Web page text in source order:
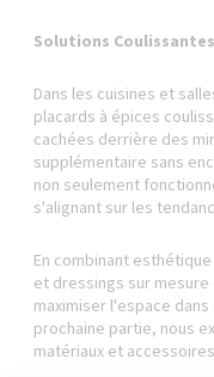
Solutions
Dans les cuisines et
placards à épices
cachées derrière des
supplémentaire sans
non seulement
s'alignant sur les
En combinant
et dressings sur
maximiser l'espace
prochaine partie, nous
matériaux et